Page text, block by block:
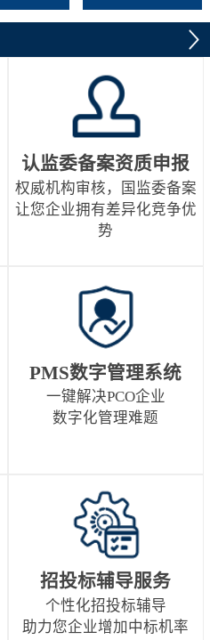
认监委备案资质申报
权威机构审核，国监委备案
让您企业拥有差异化竞争优
势
PMS数字管理系统
一键解决PCO企业
数字化管理难题
招投标辅导服务
个性化招投标辅导
助力您企业增加中标机率